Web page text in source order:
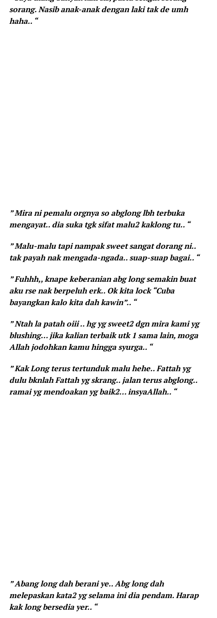
sorang. Nasib anak-anak dengan laki tak de umh
haha.. “
” Mira ni pemalu orgnya so abglong lbh terbuka
mengayat.. dia suka tgk sifat malu2 kaklong tu.. “
” Malu-malu tapi nampak sweet sangat dorang ni..
tak payah nak mengada-ngada.. suap-suap bagai.. “
” Fuhhh,, knape keberanian abg long semakin buat
aku rse nak berpeluh erk.. Ok kita lock “Cuba
bayangkan kalo kita dah kawin”.. “
” Ntah la patah oiii .. hg yg sweet2 dgn mira kami yg
blushing… jika kalian terbaik utk 1 sama lain, moga
Allah jodohkan kamu hingga syurga.. “
” Kak Long terus tertunduk malu hehe.. Fattah yg
dulu bknlah Fattah yg skrang.. jalan terus abglong..
ramai yg mendoakan yg baik2… insyaAllah.. “
” Abang long dah berani ye.. Abg long dah
melepaskan kata2 yg selama ini dia pendam. Harap
kak long bersedia yer.. “